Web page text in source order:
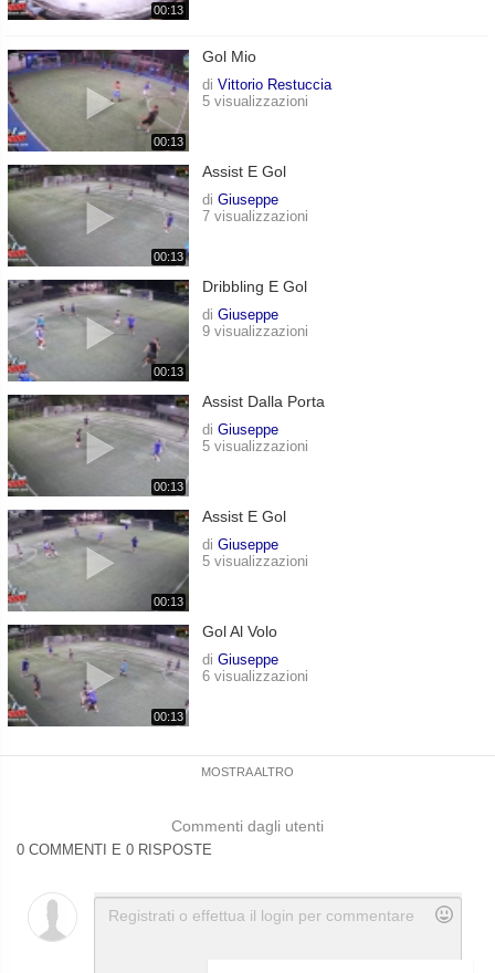
00:13
00:13
Gol Mio
di Vittorio Restuccia
5 visualizzazioni
00:13
Assist E Gol
di Giuseppe
7 visualizzazioni
00:13
Dribbling E Gol
di Giuseppe
9 visualizzazioni
00:13
Assist Dalla Porta
di Giuseppe
5 visualizzazioni
00:13
Assist E Gol
di Giuseppe
5 visualizzazioni
00:13
Gol Al Volo
di Giuseppe
6 visualizzazioni
MOSTRA ALTRO
Commenti dagli utenti
0 COMMENTI E 0 RISPOSTE